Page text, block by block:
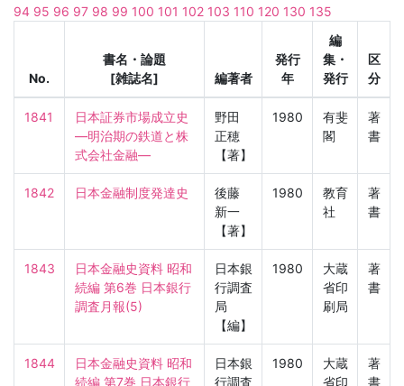
94 95 96 97 98 99 100 101 102 103 110 120 130 135
No.
書名・論題
[雑誌名]
編著者
発行
年
編
集・
発行
区
分
1841
日本証券市場成立史
—明治期の鉄道と株
式会社金融—
野田
正穂
【著】
1980
有斐
閣
著
書
1842 日本金融制度発達史
後藤
新一
【著】
1980
教育
社
著
書
1843
日本金融史資料 昭和
続編 第6巻 日本銀行
調査月報(5)
日本銀
行調査
局
【編】
1980
大蔵
省印
刷局
著
書
1844
日本金融史資料 昭和
続編 第7巻 日本銀行
日本銀
行調査
1980
大蔵
省印
著
書